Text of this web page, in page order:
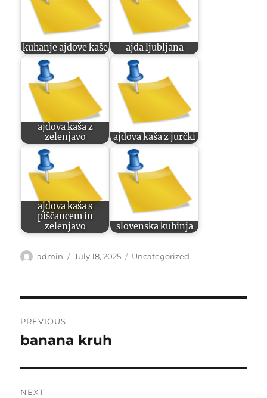
kuhanje ajdove kaše ajda ljubljana
ajdova kaša z
zelenjavo
ajdova kaša z jurčki
ajdova kaša s
piščancem in
zelenjavo
slovenska kuhinja
Author
admin
Posted
July 18, 2025 Categories
Uncategorized
navigation
PREVIOUS
Previous
banana kruh
NEXT